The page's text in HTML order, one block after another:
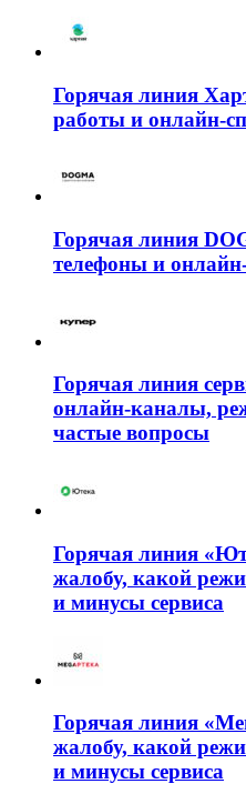
Горячая линия
работы и онлайн-
Горячая линия
телефоны и
Горячая линия
онлайн-каналы,
частые вопросы
Горячая линия
жалобу, какой
и минусы сервиса
Горячая линия
жалобу, какой
и минусы сервиса